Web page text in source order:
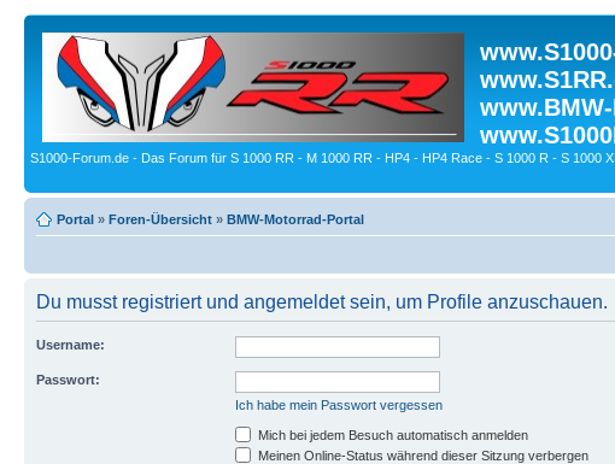
S1000-Forum.de - Das Forum für S 1000 RR - M 1000 RR - HP4 - HP4 Race - S 1000 R - S 1000
Portal » Foren-Übersicht » BMW-Motorrad-Portal
Du musst registriert und angemeldet sein, um Profile anzuschauen.
Username:
Passwort:
Ich habe mein Passwort vergessen
Mich bei jedem Besuch automatisch anmelden
Meinen Online-Status während dieser Sitzung verbergen